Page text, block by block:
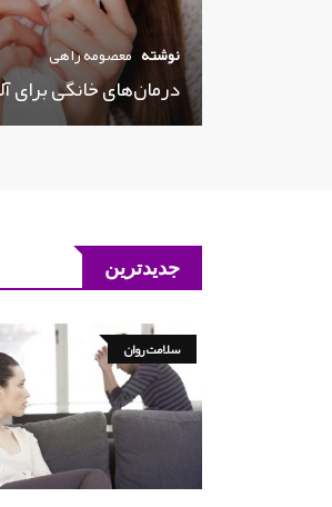
نوشته معصومه راهی
درمان‌های خانگی برای
جدیدترین
سلامت روان